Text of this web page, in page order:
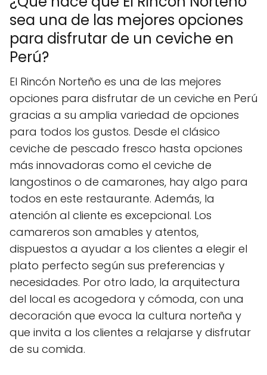
sea una de las mejores opciones
para disfrutar de un ceviche en
Perú?
El Rincón Norteño es una de las mejores
opciones para disfrutar de un ceviche en Perú
gracias a su amplia variedad de opciones
para todos los gustos. Desde el clásico
ceviche de pescado fresco hasta opciones
más innovadoras como el ceviche de
langostinos o de camarones, hay algo para
todos en este restaurante. Además, la
atención al cliente es excepcional. Los
camareros son amables y atentos,
dispuestos a ayudar a los clientes a elegir el
plato perfecto según sus preferencias y
necesidades. Por otro lado, la arquitectura
del local es acogedora y cómoda, con una
decoración que evoca la cultura norteña y
que invita a los clientes a relajarse y disfrutar
de su comida.